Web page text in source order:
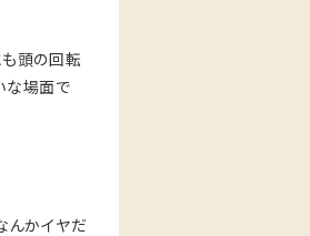
も頭の回転
な場面で
んかイヤだ